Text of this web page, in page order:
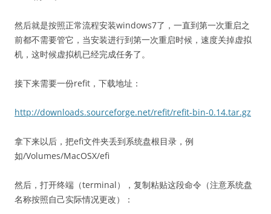
然后就是按照正常流程安装windows7了，一直到第一次重启之
前都不需要管它，当安装进行到第一次重启时候，速度关掉虚拟
机，这时候虚拟机已经完成任务了。
接下来需要一份refit，下载地址：
http://downloads.sourceforge.net/refit/refit-bin-0.14.tar.gz
拿下来以后，把efi文件夹丢到系统盘根目录，例
如/Volumes/MacOSX/efi
然后，打开终端（terminal），复制粘贴这段命令（注意系统盘
名称按照自己实际情况更改）：